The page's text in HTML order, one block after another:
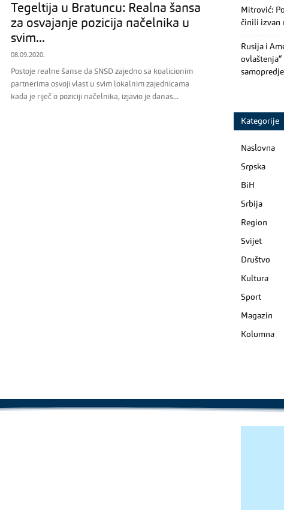
Tegeltija u Bratuncu: Realna šansa
za osvajanje pozicija načelnika u
svim...
08.09.2020.
Postoje realne šanse da SNSD zajedno sa koalicionim
partnerima osvoji vlast u svim lokalnim zajednicama
kada je riječ o poziciji načelnika, izjavio je danas...
Mitrović:
činili izvan
Rusija i
Kategorije
Naslovna
Srpska
BiH
Srbija
Region
Svijet
Društvo
Kultura
Sport
Magazin
Kolumna